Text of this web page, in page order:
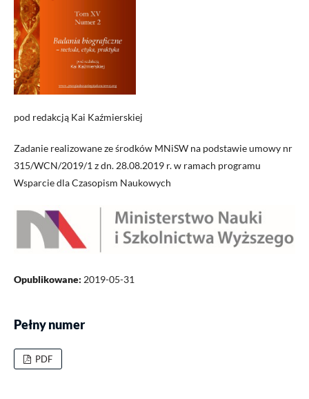
pod redakcją Kai Kaźmierskiej
Zadanie realizowane ze środków MNiSW na podstawie umowy nr
315/WCN/2019/1 z dn. 28.08.2019 r. w ramach programu
Wsparcie dla Czasopism Naukowych
Opublikowane: 2019-05-31
Pełny numer
PDF